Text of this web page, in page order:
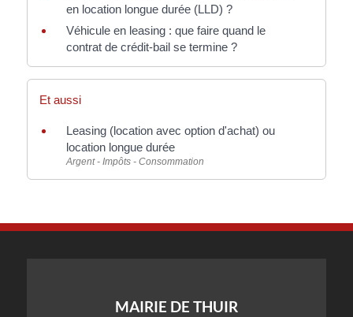
en location longue durée (LLD) ?
Véhicule en leasing : que faire quand le
contrat de crédit-bail se termine ?
Et aussi
Leasing (location avec option d'achat) ou
location longue durée
Argent - Impôts - Consommation
MAIRIE DE THUIR